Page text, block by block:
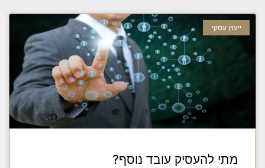
ייעוץ עסקי
מתי להעסיק עובד נוסף?